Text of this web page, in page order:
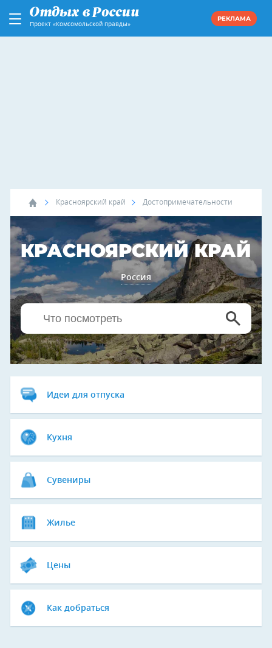
Проект «Комсомольской правды»
РЕКЛАМА
Красноярский край Достопримечательности
КРАСНОЯРСКИЙ КРАЙ
Россия
Идеи для отпуска
Кухня
Сувениры
Жилье
Цены
Как добраться